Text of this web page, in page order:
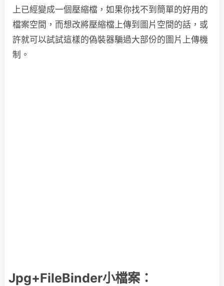
上已經變成一個壓縮檔，如果你找不到簡單的好用的
檔案空間，而想改將壓縮檔上傳到圖片空間的話，或
許就可以試試這樣的偽裝器騙過大部份的圖片上傳機
制。
Jpg+FileBinder小檔案：